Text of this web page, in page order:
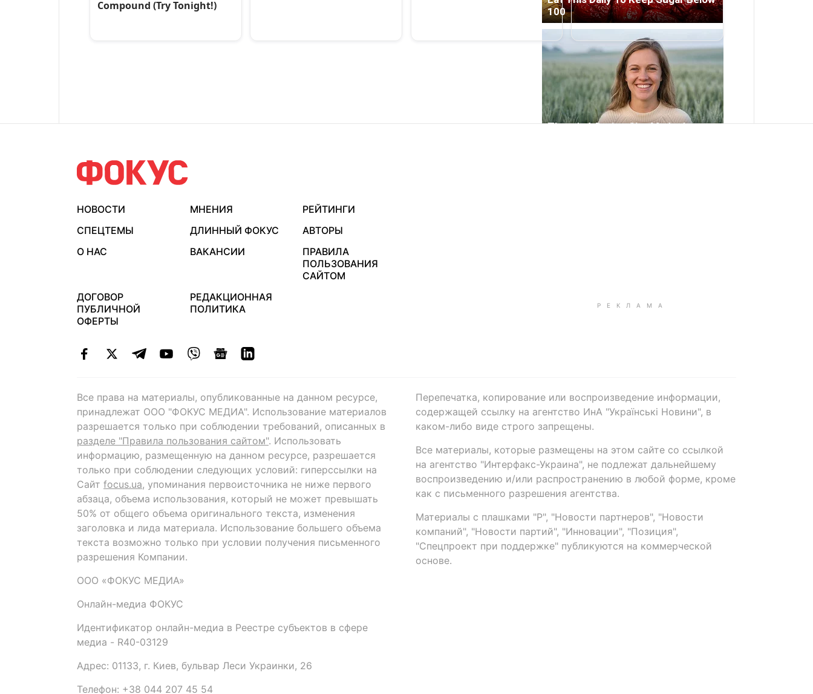
НОВОСТИ МНЕНИЯ
РЕЙТИНГИ
СПЕЦТЕМЫ
ДЛИННЫЙ ФОКУС
АВТОРЫ
О НАС
ВАКАНСИИ
ПРАВИЛА
ПОЛЬЗОВАНИЯ
САЙТОМ
ДОГОВОР
ПУБЛИЧНОЙ
ОФЕРТЫ
РЕДАКЦИОННАЯ
ПОЛИТИКА
Все права на материалы, опубликованные на данном ресурсе,
принадлежат ООО "ФОКУС МЕДИА". Использование материалов
разрешается только при соблюдении требований, описанных в
разделе "Правила пользования сайтом". Использовать
информацию, размещенную на данном ресурсе, разрешается
только при соблюдении следующих условий: гиперссылки на
Сайт focus.ua, упоминания первоисточника не ниже первого
абзаца, объема использования, который не может превышать
50% от общего объема оригинального текста, изменения
заголовка и лида материала. Использование большего объема
текста возможно только при условии получения письменного
разрешения Компании.
ООО «ФОКУС МЕДИА»
Онлайн-медиа ФОКУС
Идентификатор онлайн-медиа в Реестре субъектов в сфере
медиа - R40-03129
Адрес: 01133, г. Киев, бульвар Леси Украинки, 26
Телефон: +38 044 207 45 54
Перепечатка, копирование или воспроизведение информации,
содержащей ссылку на агентство ИнА "Українські Новини", в
каком-либо виде строго запрещены.
Все материалы, которые размещены на этом сайте со ссылкой
на агентство "Интерфакс-Украина", не подлежат дальнейшему
воспроизведению и/или распространению в любой форме, кроме
как с письменного разрешения агентства.
Материалы с плашками "Р", "Новости партнеров", "Новости
компаний", "Новости партий", "Инновации", "Позиция",
"Спецпроект при поддержке" публикуются на коммерческой
основе.